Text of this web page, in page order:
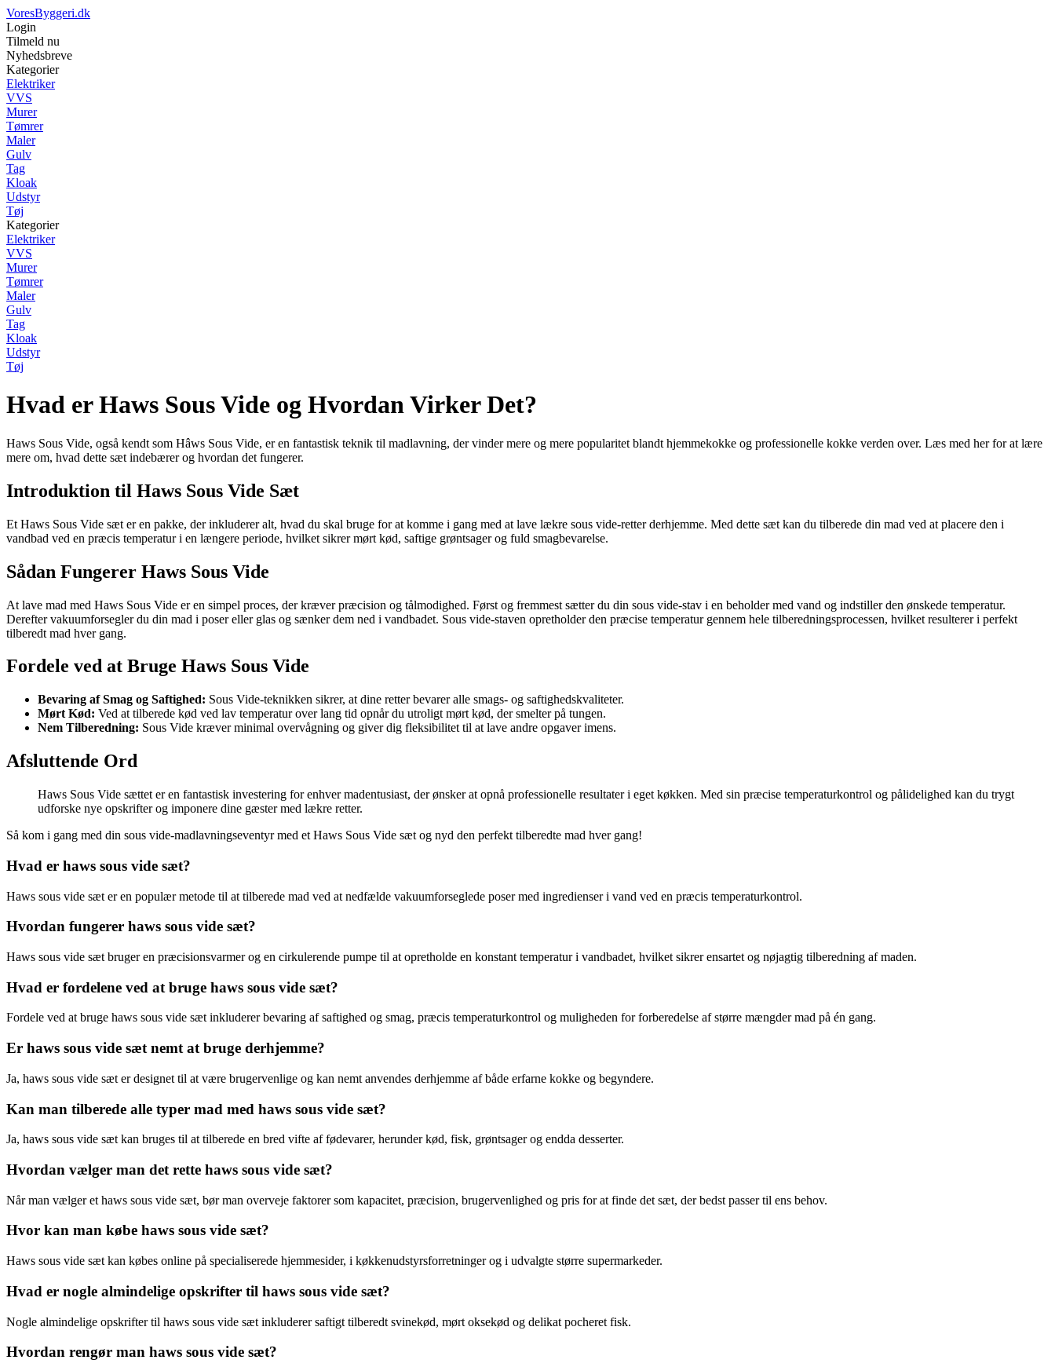
VoresByggeri.dk
Login
Tilmeld nu
Nyhedsbreve
Kategorier
Elektriker
VVS
Murer
Tømrer
Maler
Gulv
Tag
Kloak
Udstyr
Tøj
Kategorier
Elektriker
VVS
Murer
Tømrer
Maler
Gulv
Tag
Kloak
Udstyr
Tøj
Hvad er Haws Sous Vide og Hvordan Virker Det?
Haws Sous Vide, også kendt som Hâws Sous Vide, er en fantastisk teknik til madlavning, der vinder mere og mere popularitet blandt hjemmekokke og professionelle kokke verden over. Læs med her for at lære
mere om, hvad dette sæt indebærer og hvordan det fungerer.
Introduktion til Haws Sous Vide Sæt
Et Haws Sous Vide sæt er en pakke, der inkluderer alt, hvad du skal bruge for at komme i gang med at lave lækre sous vide-retter derhjemme. Med dette sæt kan du tilberede din mad ved at placere den i
vandbad ved en præcis temperatur i en længere periode, hvilket sikrer mørt kød, saftige grøntsager og fuld smagbevarelse.
Sådan Fungerer Haws Sous Vide
At lave mad med Haws Sous Vide er en simpel proces, der kræver præcision og tålmodighed. Først og fremmest sætter du din sous vide-stav i en beholder med vand og indstiller den ønskede temperatur.
Derefter vakuumforsegler du din mad i poser eller glas og sænker dem ned i vandbadet. Sous vide-staven opretholder den præcise temperatur gennem hele tilberedningsprocessen, hvilket resulterer i perfekt
tilberedt mad hver gang.
Fordele ved at Bruge Haws Sous Vide
Bevaring af Smag og Saftighed: Sous Vide-teknikken sikrer, at dine retter bevarer alle smags- og saftighedskvaliteter.
Mørt Kød: Ved at tilberede kød ved lav temperatur over lang tid opnår du utroligt mørt kød, der smelter på tungen.
Nem Tilberedning: Sous Vide kræver minimal overvågning og giver dig fleksibilitet til at lave andre opgaver imens.
Afsluttende Ord
Haws Sous Vide sættet er en fantastisk investering for enhver madentusiast, der ønsker at opnå professionelle resultater i eget køkken. Med sin præcise temperaturkontrol og pålidelighed kan du trygt
udforske nye opskrifter og imponere dine gæster med lækre retter.
Så kom i gang med din sous vide-madlavningseventyr med et Haws Sous Vide sæt og nyd den perfekt tilberedte mad hver gang!
Hvad er haws sous vide sæt?
Haws sous vide sæt er en populær metode til at tilberede mad ved at nedfælde vakuumforseglede poser med ingredienser i vand ved en præcis temperaturkontrol.
Hvordan fungerer haws sous vide sæt?
Haws sous vide sæt bruger en præcisionsvarmer og en cirkulerende pumpe til at opretholde en konstant temperatur i vandbadet, hvilket sikrer ensartet og nøjagtig tilberedning af maden.
Hvad er fordelene ved at bruge haws sous vide sæt?
Fordele ved at bruge haws sous vide sæt inkluderer bevaring af saftighed og smag, præcis temperaturkontrol og muligheden for forberedelse af større mængder mad på én gang.
Er haws sous vide sæt nemt at bruge derhjemme?
Ja, haws sous vide sæt er designet til at være brugervenlige og kan nemt anvendes derhjemme af både erfarne kokke og begyndere.
Kan man tilberede alle typer mad med haws sous vide sæt?
Ja, haws sous vide sæt kan bruges til at tilberede en bred vifte af fødevarer, herunder kød, fisk, grøntsager og endda desserter.
Hvordan vælger man det rette haws sous vide sæt?
Når man vælger et haws sous vide sæt, bør man overveje faktorer som kapacitet, præcision, brugervenlighed og pris for at finde det sæt, der bedst passer til ens behov.
Hvor kan man købe haws sous vide sæt?
Haws sous vide sæt kan købes online på specialiserede hjemmesider, i køkkenudstyrsforretninger og i udvalgte større supermarkeder.
Hvad er nogle almindelige opskrifter til haws sous vide sæt?
Nogle almindelige opskrifter til haws sous vide sæt inkluderer saftigt tilberedt svinekød, mørt oksekød og delikat pocheret fisk.
Hvordan rengør man haws sous vide sæt?